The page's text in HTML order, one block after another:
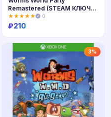
Купить
Remastered (STEAM КЛЮЧ)
ВЕСЬ МИР
★★★★★ 0
₽210
3%